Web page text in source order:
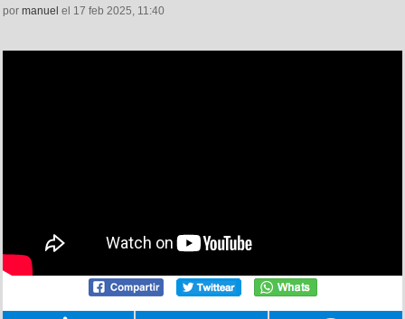
por manuel el 17 feb 2025, 11:40